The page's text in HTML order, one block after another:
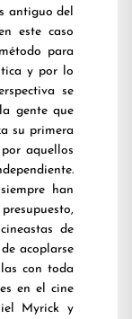
antiguo del
este caso
para
y por lo
se
gente que
su primera
aquellos
han
de
acoplarse
con toda
en el cine
Myrick y